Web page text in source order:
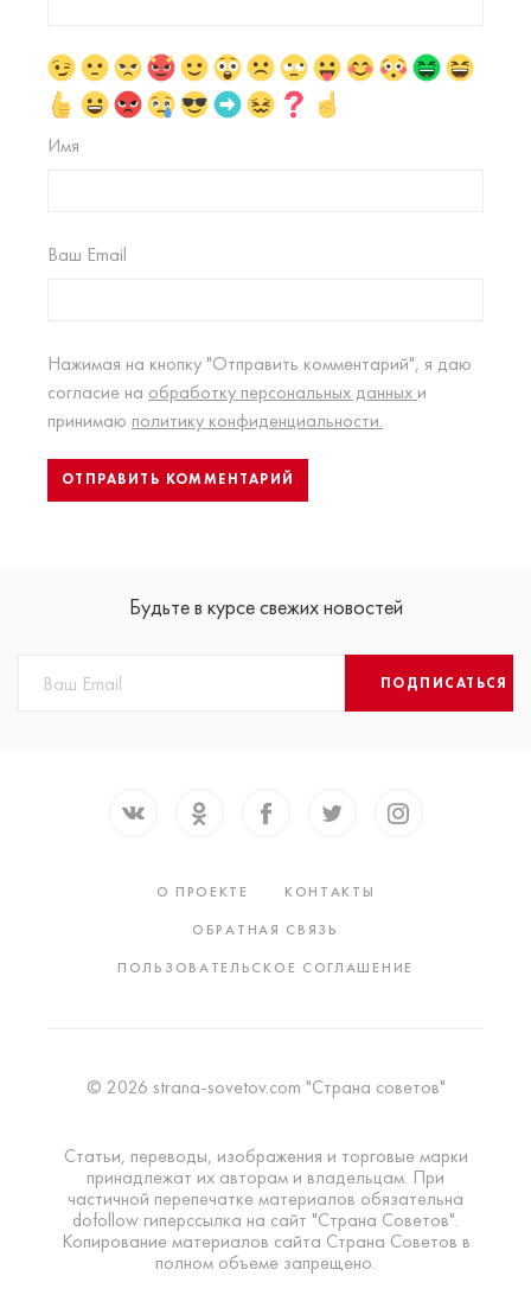
Имя
Ваш Email
Нажимая на кнопку "Отправить комментарий", я даю
согласие на обработку персональных данных и
принимаю политику конфиденциальности.
Будьте в курсе свежих новостей
ПОДПИСАТЬСЯ
О ПРОЕКТЕ
КОНТАКТЫ
ОБРАТНАЯ СВЯЗЬ
ПОЛЬЗОВАТЕЛЬСКОЕ СОГЛАШЕНИЕ
© 2026 strana-sovetov.com "Страна советов"
Статьи, переводы, изображения и торговые марки
принадлежат их авторам и владельцам. При
частичной перепечатке материалов обязательна
dofollow гиперссылка на сайт "Страна Советов".
Копирование материалов сайта Страна Советов в
полном объеме запрещено.